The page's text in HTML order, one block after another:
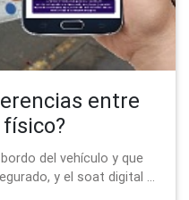
entre
del vehículo y que
y el soat digital ...